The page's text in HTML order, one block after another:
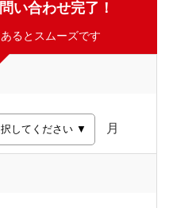
い合わせ完了！
るとスムーズです
月